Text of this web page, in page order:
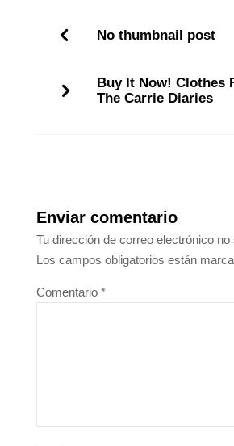
No thumbnail post
Buy It Now! Clothes
The Carrie Diaries
Enviar comentario
Tu dirección de correo electrónico no
Los campos obligatorios están
Comentario *